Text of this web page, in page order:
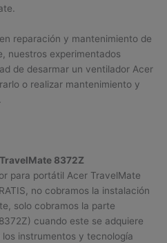
reparación y mantenimiento de
nuestros experimentados
de desarmar un ventilador Acer
o realizar mantenimiento y
8372Z
para portátil Acer TravelMate
no cobramos la instalación
solo cobramos la parte
cuando este se adquiere
instrumentos y tecnología